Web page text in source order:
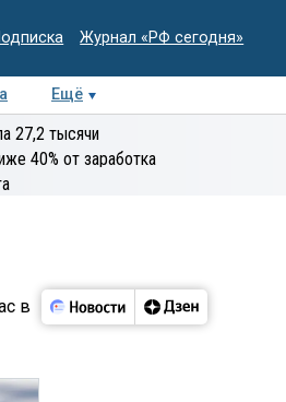
Журнал «РФ сегодня»
Ещё
27,2 тысячи
40% от заработка
в